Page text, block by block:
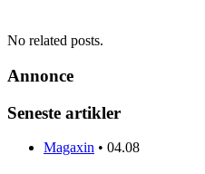
No related posts.
Annonce
Seneste artikler
Magaxin • 04.08